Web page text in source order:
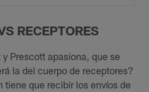
RECEPTORES
Prescott apasiona, que se
la del cuerpo de receptores?
tiene que recibir los envíos de